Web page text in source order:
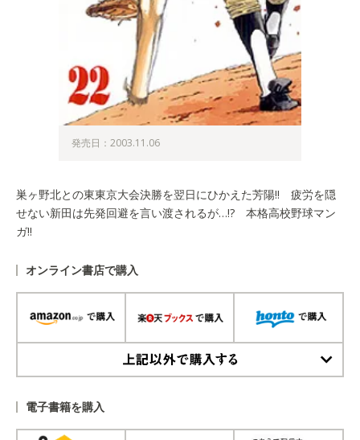
発売日：2003.11.06
巣ヶ野北との東東京大会決勝を翌日にひかえた芳陽!! 疲労を隠
せない新田は先発回避を言い渡されるが…!? 本格高校野球マン
ガ!!
オンライン書店で購入
電子書籍を購入